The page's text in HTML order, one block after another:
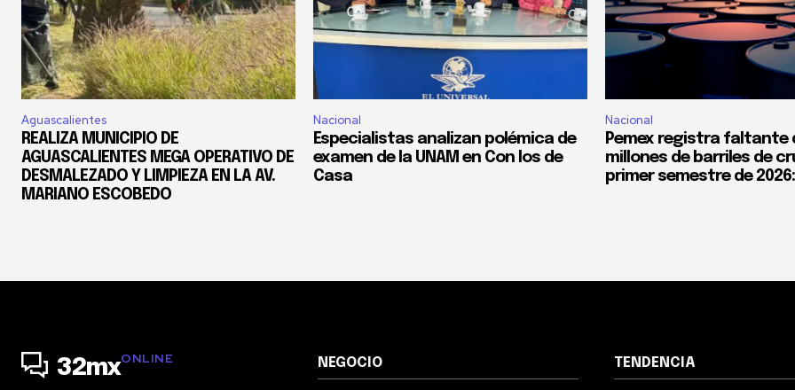
Aguascalientes
REALIZA MUNICIPIO DE
AGUASCALIENTES MEGA OPERATIVO DE
DESMALEZADO Y LIMPIEZA EN LA AV.
MARIANO ESCOBEDO
Nacional
Especialistas analizan polémica de
examen de la UNAM en Con los de
Casa
Nacional
Pemex registra faltante
millones de barriles de
primer semestre de
32mxONLINE NEGOCIO TENDENCIA